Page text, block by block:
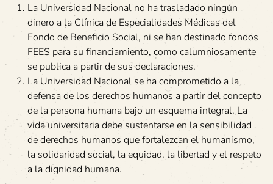
La Universidad Nacional no ha trasladado ningún
dinero a la Clínica de Especialidades Médicas del
Fondo de Beneficio Social, ni se han destinado fondos
FEES para su financiamiento, como calumniosamente
se publica a partir de sus declaraciones.
La Universidad Nacional se ha comprometido a la
defensa de los derechos humanos a partir del concepto
de la persona humana bajo un esquema integral. La
vida universitaria debe sustentarse en la sensibilidad
de derechos humanos que fortalezcan el humanismo,
la solidaridad social, la equidad, la libertad y el respeto
a la dignidad humana.